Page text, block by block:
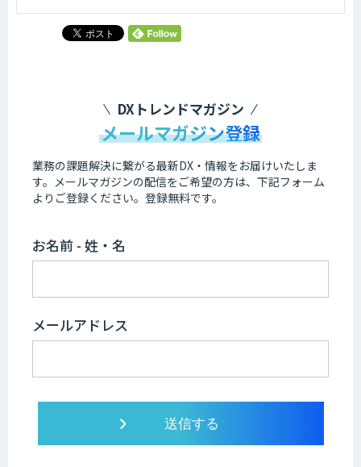
DXトレンドマガジン
メールマガジン登録
業務の課題解決に繋がる最新DX・情報をお届けいたしま
す。 メールマガジンの配信をご希望の方は、下記フォーム
よりご登録ください。登録無料です。
お名前 - 姓・名
メールアドレス